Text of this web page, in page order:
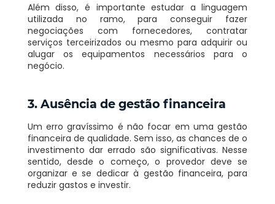
Além disso, é importante estudar a linguagem
utilizada no ramo, para conseguir fazer
negociações com fornecedores, contratar
serviços terceirizados ou mesmo para adquirir ou
alugar os equipamentos necessários para o
negócio.
3. Ausência de gestão financeira
Um erro gravíssimo é não focar em uma gestão
financeira de qualidade. Sem isso, as chances de o
investimento dar errado são significativas. Nesse
sentido, desde o começo, o provedor deve se
organizar e se dedicar à gestão financeira, para
reduzir gastos e investir.